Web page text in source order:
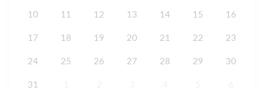
10 11 12 13 14 15 16
17 18 19 20 21 22 23
24 25 26 27 28 29 30
31